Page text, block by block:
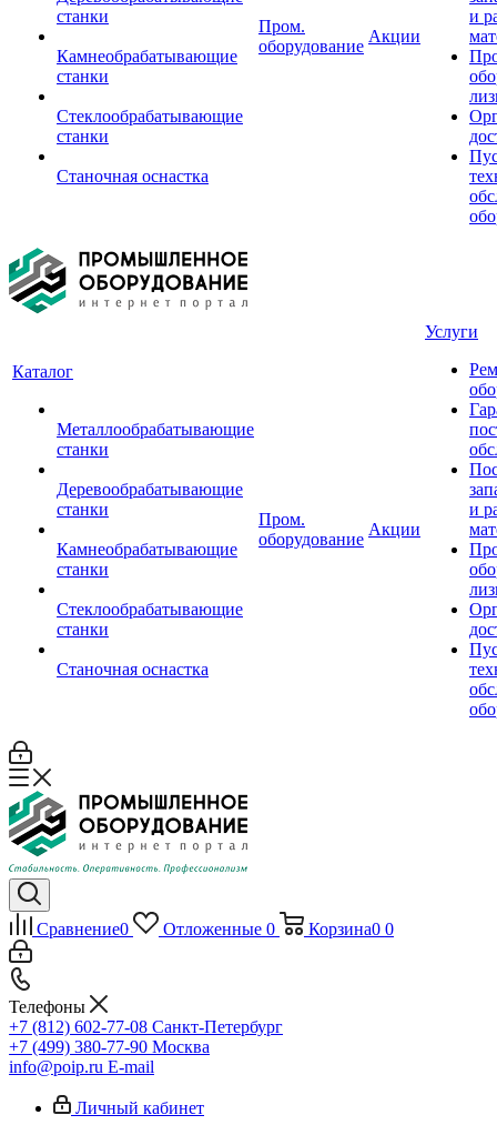
станки
Камнеобрабатывающие
станки
Стеклообрабатывающие
станки
Станочная оснастка
Пром.
оборудование
Акции
и
Каталог
Металлообрабатывающие
станки
Деревообрабатывающие
станки
Камнеобрабатывающие
станки
Стеклообрабатывающие
станки
Станочная оснастка
Пром.
оборудование
Акции
Услуги
и
Сравнение0 Отложенные 0 Корзина0 0
Телефоны
+7 (812) 602-77-08 Санкт-Петербург
+7 (499) 380-77-90 Москва
info@poip.ru E-mail
Личный кабинет